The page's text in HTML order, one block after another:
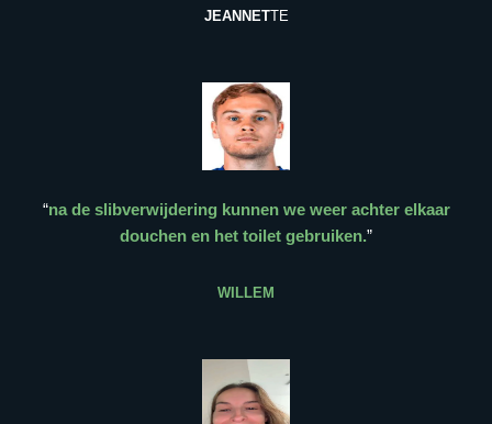
JEANNETTE
“na de slibverwijdering kunnen we weer achter elkaar
douchen en het toilet gebruiken.”
WILLEM